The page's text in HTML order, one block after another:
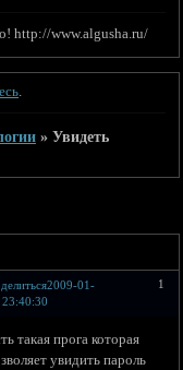
http://www.algusha.ru/
.
»Увидеть
1
2009-01-
23:40:30
такая прога которая
увидить пароль